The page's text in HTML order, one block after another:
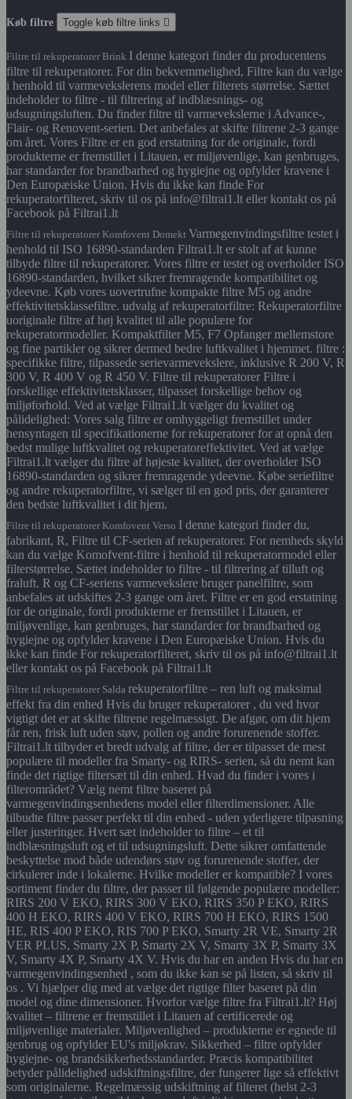
Køb filtre Toggle køb filtre links 
Filtre til rekuperatorer Brink I denne kategori finder du producentens
filtre til rekuperatorer. For din bekvemmelighed, Filtre kan du vælge
i henhold til varmevekslerens model eller filterets størrelse. Sættet
indeholder to filtre - til filtrering af indblæsnings- og
udsugningsluften. Du finder filtre til varmevekslerne i Advance-,
Flair- og Renovent-serien. Det anbefales at skifte filtrene 2-3 gange
om året. Vores Filtre er en god erstatning for de originale, fordi
produkterne er fremstillet i Litauen, er miljøvenlige, kan genbruges,
har standarder for brandbarhed og hygiejne og opfylder kravene i
Den Europæiske Union. Hvis du ikke kan finde For
rekuperatorfilteret, skriv til os på info@filtrai1.lt eller kontakt os på
Facebook på Filtrai1.lt
Filtre til rekuperatorer Komfovent Domekt Varmegenvindingsfiltre testet i
henhold til ISO 16890-standarden Filtrai1.lt er stolt af at kunne
tilbyde filtre til rekuperatorer. Vores filtre er testet og overholder ISO
16890-standarden, hvilket sikrer fremragende kompatibilitet og
ydeevne. Køb vores uovertrufne kompakte filtre M5 og andre
effektivitetsklassefiltre. udvalg af rekuperatorfiltre: Rekuperatorfiltre
uoriginale filtre af høj kvalitet til alle populære for
rekuperatormodeller. Kompaktfilter M5, F7 Opfanger mellemstore
og fine partikler og sikrer dermed bedre luftkvalitet i hjemmet. filtre :
specifikke filtre, tilpassede serievarmevekslere, inklusive R 200 V, R
300 V, R 400 V og R 450 V. Filtre til rekuperatorer Filtre i
forskellige effektivitetsklasser, tilpasset forskellige behov og
miljøforhold. Ved at vælge Filtrai1.lt vælger du kvalitet og
pålidelighed: Vores salg filtre er omhyggeligt fremstillet under
hensyntagen til specifikationerne for rekuperatorer for at opnå den
bedst mulige luftkvalitet og rekuperatoreffektivitet. Ved at vælge
Filtrai1.lt vælger du filtre af højeste kvalitet, der overholder ISO
16890-standarden og sikrer fremragende ydeevne. Købe seriefiltre
og andre rekuperatorfiltre, vi sælger til en god pris, der garanterer
den bedste luftkvalitet i dit hjem.
Filtre til rekuperatorer Komfovent Verso I denne kategori finder du,
fabrikant, R, Filtre til CF-serien af rekuperatorer. For nemheds skyld
kan du vælge Komofvent-filtre i henhold til rekuperatormodel eller
filterstørrelse. Sættet indeholder to filtre - til filtrering af tilluft og
fraluft. R og CF-seriens varmevekslere bruger panelfiltre, som
anbefales at udskiftes 2-3 gange om året. Filtre er en god erstatning
for de originale, fordi produkterne er fremstillet i Litauen, er
miljøvenlige, kan genbruges, har standarder for brandbarhed og
hygiejne og opfylder kravene i Den Europæiske Union. Hvis du
ikke kan finde For rekuperatorfilteret, skriv til os på info@filtrai1.lt
eller kontakt os på Facebook på Filtrai1.lt
Filtre til rekuperatorer Salda rekuperatorfiltre – ren luft og maksimal
effekt fra din enhed Hvis du bruger rekuperatorer , du ved hvor
vigtigt det er at skifte filtrene regelmæssigt. De afgør, om dit hjem
får ren, frisk luft uden støv, pollen og andre forurenende stoffer.
Filtrai1.lt tilbyder et bredt udvalg af filtre, der er tilpasset de mest
populære til modeller fra Smarty- og RIRS- serien, så du nemt kan
finde det rigtige filtersæt til din enhed. Hvad du finder i vores i
filterområdet? Vælg nemt filtre baseret på
varmegenvindingsenhedens model eller filterdimensioner. Alle
tilbudte filtre passer perfekt til din enhed - uden yderligere tilpasning
eller justeringer. Hvert sæt indeholder to filtre – et til
indblæsningsluft og et til udsugningsluft. Dette sikrer omfattende
beskyttelse mod både udendørs støv og forurenende stoffer, der
cirkulerer inde i lokalerne. Hvilke modeller er kompatible? I vores
sortiment finder du filtre, der passer til følgende populære modeller:
RIRS 200 V EKO, RIRS 300 V EKO, RIRS 350 P EKO, RIRS
400 H EKO, RIRS 400 V EKO, RIRS 700 H EKO, RIRS 1500
HE, RIS 400 P EKO, RIS 700 P EKO, Smarty 2R VE, Smarty 2R
VER PLUS, Smarty 2X P, Smarty 2X V, Smarty 3X P, Smarty 3X
V, Smarty 4X P, Smarty 4X V. Hvis du har en anden Hvis du har en
varmegenvindingsenhed , som du ikke kan se på listen, så skriv til
os . Vi hjælper dig med at vælge det rigtige filter baseret på din
model og dine dimensioner. Hvorfor vælge filtre fra Filtrai1.lt? Høj
kvalitet – filtrene er fremstillet i Litauen af certificerede og
miljøvenlige materialer. Miljøvenlighed – produkterne er egnede til
genbrug og opfylder EU's miljøkrav. Sikkerhed – filtre opfylder
hygiejne- og brandsikkerhedsstandarder. Præcis kompatibilitet
betyder pålidelighed udskiftningsfiltre, der fungerer lige så effektivt
som originalerne. Regelmæssig udskiftning af filteret (helst 2-3